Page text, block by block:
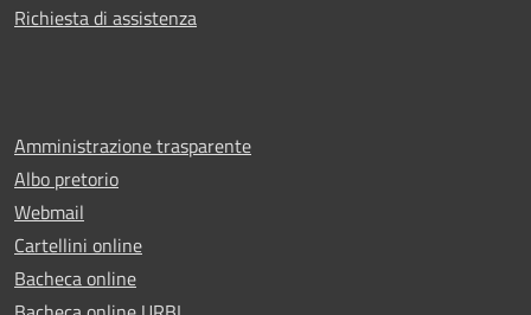
Richiesta di assistenza
Amministrazione trasparente
Albo pretorio
Webmail
Cartellini online
Bacheca online